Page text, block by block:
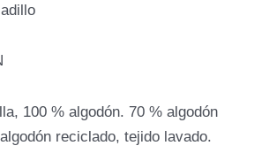
100 % algodón. 70 % algodón
reciclado, tejido lavado.